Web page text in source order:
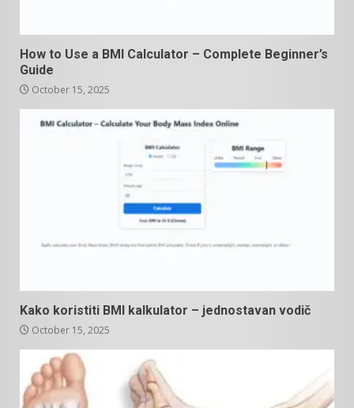
How to Use a BMI Calculator – Complete Beginner’s
Guide
October 15, 2025
Kako koristiti BMI kalkulator – jednostavan vodič
October 15, 2025